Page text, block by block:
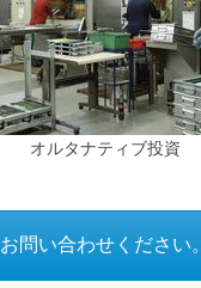
オルタナティブ投資
お問い合わせください。